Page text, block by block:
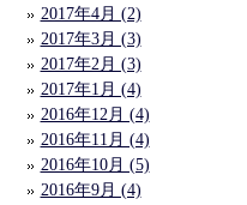
2017年4月 (2)
2017年3月 (3)
2017年2月 (3)
2017年1月 (4)
2016年12月 (4)
2016年11月 (4)
2016年10月 (5)
2016年9月 (4)